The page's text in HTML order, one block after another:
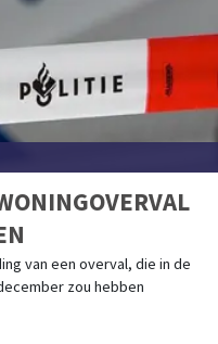
van een overval, die in de
zou hebben